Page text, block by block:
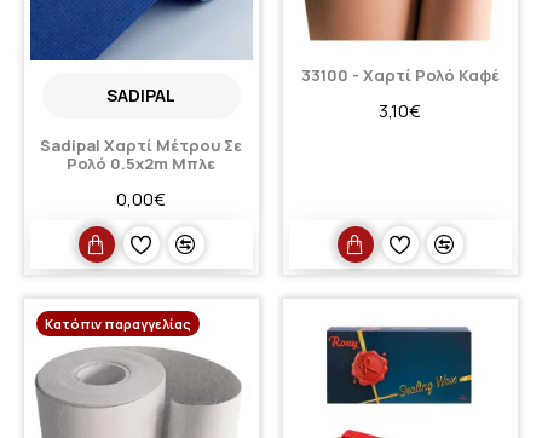
SADIPAL
Sadipal Χαρτί Μέτρου Σε
Ρολό 0.5x2m Μπλε
0,00€
33100 - Χαρτί Ρολό Καφέ
3,10€
Κατόπιν παραγγελίας